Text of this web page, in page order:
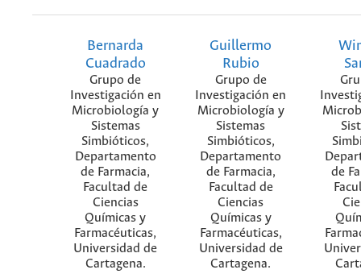
Bernarda
Cuadrado
Grupo de
Investigación en
Microbiología y
Sistemas
Simbióticos,
Departamento
de Farmacia,
Facultad de
Ciencias
Químicas y
Farmacéuticas,
Universidad de
Cartagena.
Guillermo
Rubio
Grupo de
Investigación en
Microbiología y
Sistemas
Simbióticos,
Departamento
de Farmacia,
Facultad de
Ciencias
Químicas y
Farmacéuticas,
Universidad de
Cartagena.
de